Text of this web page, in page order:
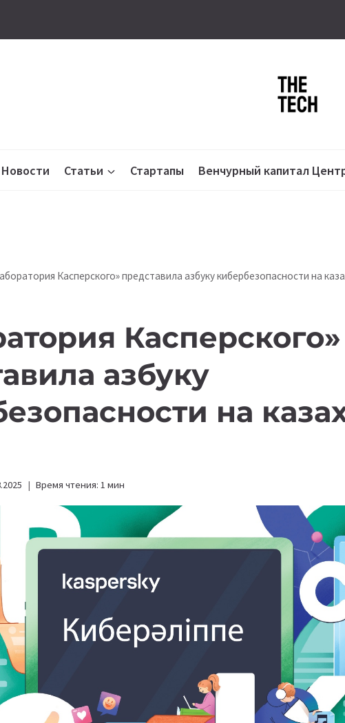
Новости Статьи Стартапы Венчурный капитал
Касперского» представила азбуку кибербезопасности на
Касперского»
азбуку
на
Время чтения: 1 мин